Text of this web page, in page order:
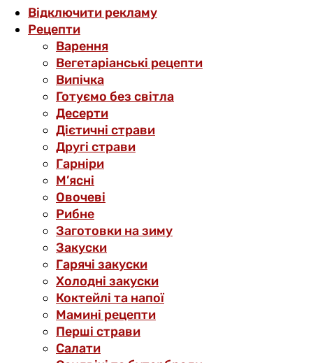
Відключити рекламу
Рецепти
Варення
Вегетаріанські рецепти
Випічка
Готуємо без світла
Десерти
Дієтичні страви
Другі страви
Гарніри
М’ясні
Овочеві
Рибне
Заготовки на зиму
Закуски
Гарячі закуски
Холодні закуски
Коктейлі та напої
Мамині рецепти
Перші страви
Салати